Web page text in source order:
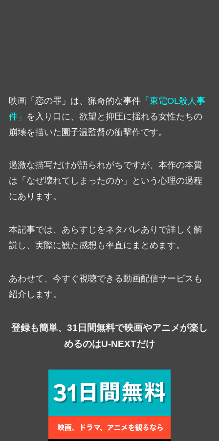
映画「恋の罪」は、猟奇的な事件「東電OL殺人事
件」 を入り口に、欲望と抑圧に揺れる女性たちの
崩壊を描いた園子温監督の衝撃作です。
過激な描写だけが語られがちですが、本作の本質
は「なぜ壊れてしまったのか」という心理の過程
にあります。
本記事では、あらすじをネタバレありで詳しく解
説し、実際に観た感想も率直にまとめます。
あわせて、今すぐ視聴できる動画配信サービスも
紹介します。
登録も簡単、31日間無料で映画やアニメが楽し
めるのはU-NEXTだけ